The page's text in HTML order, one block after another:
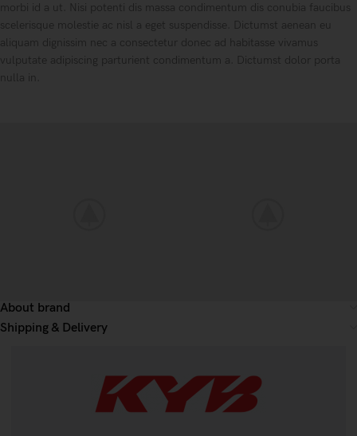
morbi id a ut. Nisi potenti dis massa condimentum dis conubia faucibus
scelerisque molestie ac nisl a eget suspendisse. Dictumst aenean eu
aliquam dignissim nec a consectetur donec ad habitasse vivamus
vulputate adipiscing parturient condimentum a. Dictumst dolor porta
nulla in.
About brand
Shipping & Delivery